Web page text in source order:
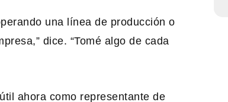
una línea de producción o
dice. “Tomé algo de cada
ahora como representante de